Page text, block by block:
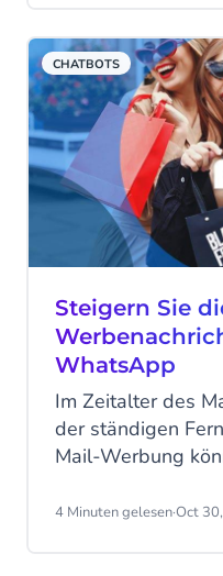
CHATBOTS
Steigern Sie
WhatsApp
Im Zeitalter des
der ständigen
Mail-Werbung
Freitag und die
4 Minuten gelesen·Oct